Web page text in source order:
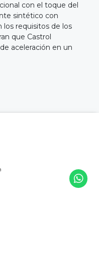
con el toque del
sintético con
requisitos de los
que Castrol
aceleración en un